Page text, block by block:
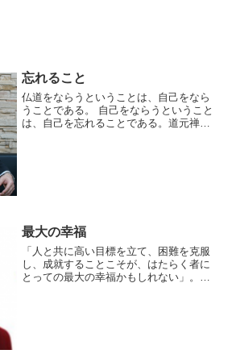
忘れること
仏道をならうということは、自己をなら
うことである。 自己をならうということ
は、自己を忘れることである。道元禅師
最大の幸福
「人と共に高い目標を立て、困難を克服
し、成就することこそが、はたらく者に
とっての最大の幸福かもしれない」。と